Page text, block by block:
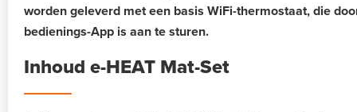
worden geleverd met een basis WiFi-thermostaat, die
bedienings-App is aan te sturen.
Inhoud e-HEAT Mat-Set